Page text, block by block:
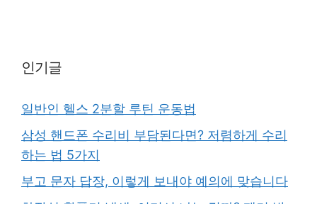
인기글
일반인 헬스 2분할 루틴 운동법
삼성 핸드폰 수리비 부담된다면? 저렴하게 수리
하는 법 5가지
부고 문자 답장, 이렇게 보내야 예의에 맞습니다